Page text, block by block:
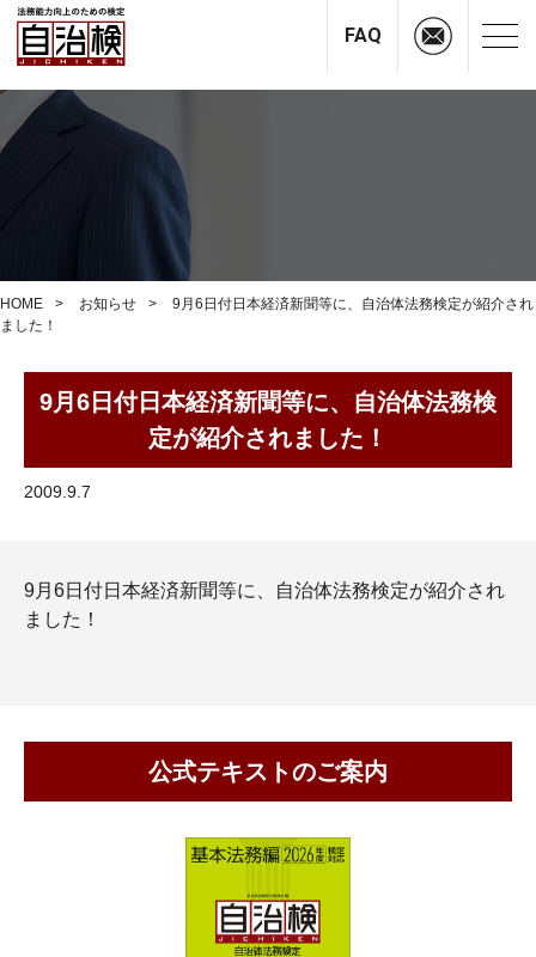
HOME お知らせ
9月6日付日本経済新聞等に、自治体法務検定が紹介され
ました！
9月6日付日本経済新聞等に、自治体法務検
定が紹介されました！
2009.9.7
9月6日付日本経済新聞等に、自治体法務検定が紹介され
ました！
FAQ
公式テキストのご案内